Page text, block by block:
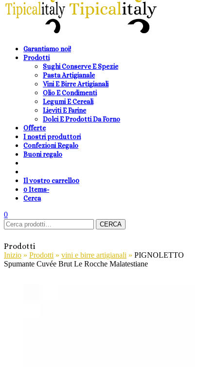
Garantiamo noi!
Prodotti
Sughi Conserve E Spezie
Pasta Artigianale
Vini E Birre Artigianali
Olio E Condimenti
Legumi E Cereali
Lieviti E Farine
Dolci E Prodotti Da Forno
Offerte
I nostri produttori
Confezioni Regalo
Buoni regalo
Il vostro carrello0
0 Items-
Cerca
0shopping-
basket
Area
Clienti
search
cambia
lingua
Carrello
Cerca: CERCA
Prodotti
Inizio » Prodotti » vini e birre artigianali » PIGNOLETTO
Spumante Cuvée Brut Le Rocche Malatestiane